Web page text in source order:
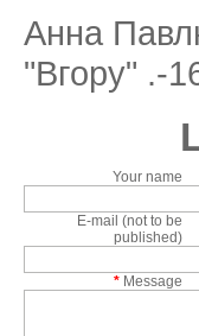
Анна
"Вгору" .-
Your name
E-mail (not to be
published)
* Message